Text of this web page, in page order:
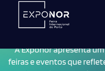
A Exponor apresenta
feiras e eventos que